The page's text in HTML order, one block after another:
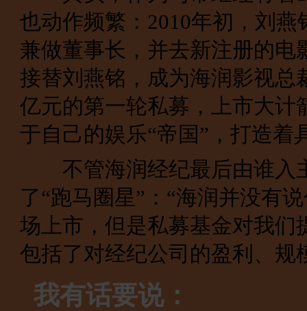
也动作频繁：2010年初，刘
兼做董事长，并去新注册的
接替刘燕铭，成为海润影视总
亿元的第一轮私募，上市大
于自己的娱乐“帝国”，打造着
不管海润经纪最后由谁入
了“跑马圈星”：“海润并没有
场上市，但是私募基金对我
包括了对经纪公司的盈利、
我有话要说：